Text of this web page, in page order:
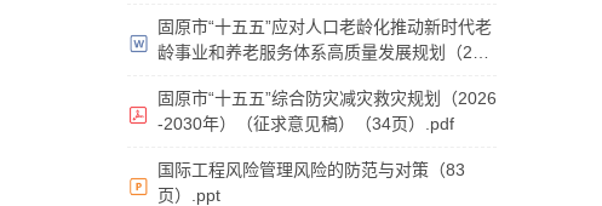
固原市“十五五”应对人口老龄化推动新时代老
龄事业和养老服务体系高质量发展规划（202
固原市“十五五”综合防灾减灾救灾规划（2026
-2030年）（征求意见稿）（34页）.pdf
国际工程风险管理风险的防范与对策（83
页）.ppt